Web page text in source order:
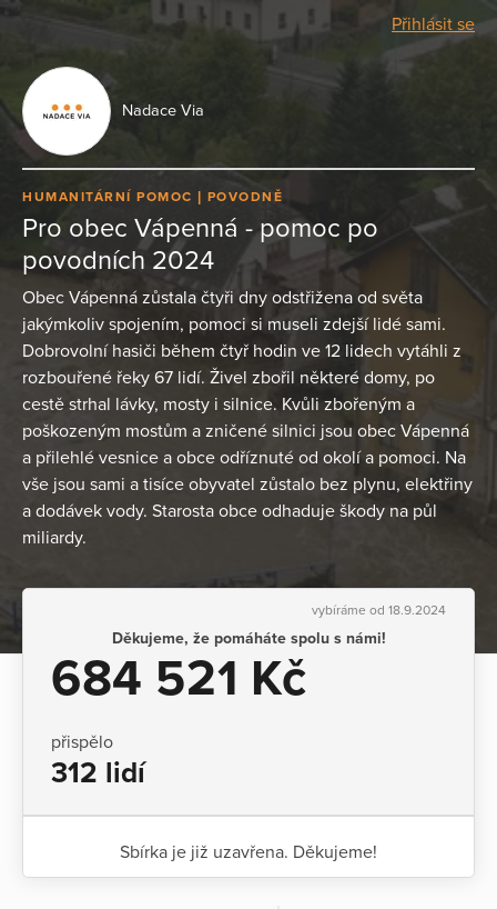
Přihlásit se
Nadace Via
HUMANITÁRNÍ POMOC POVODNĚ
Pro obec Vápenná - pomoc po
povodních 2024
Obec Vápenná zůstala čtyři dny odstřižena od světa
jakýmkoliv spojením, pomoci si museli zdejší lidé sami.
Dobrovolní hasiči během čtyř hodin ve 12 lidech vytáhli z
rozbouřené řeky 67 lidí. Živel zbořil některé domy, po
cestě strhal lávky, mosty i silnice. Kvůli zbořeným a
poškozeným mostům a zničené silnici jsou obec Vápenná
a přilehlé vesnice a obce odříznuté od okolí a pomoci. Na
vše jsou sami a tisíce obyvatel zůstalo bez plynu, elektřiny
a dodávek vody. Starosta obce odhaduje škody na půl
miliardy.
vybíráme od 18.9.2024
Děkujeme, že pomáháte spolu s námi!
684 521 Kč
přispělo
312 lidí
Sbírka je již uzavřena. Děkujeme!